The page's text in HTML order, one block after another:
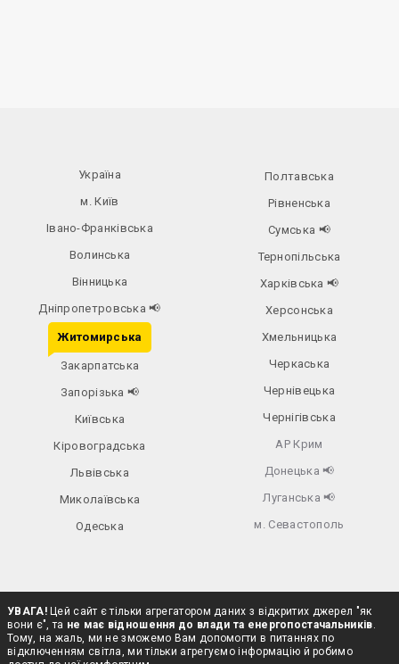
Україна
м. Київ
Івано-Франківська
Волинська
Вінницька
Дніпропетровська📢
Житомирська
Закарпатська
Запорізька 📢
Київська
Кіровоградська
Львівська
Миколаївська
Одеська
Полтавська
Рівненська
Сумська 📢
Тернопільська
Харківська 📢
Херсонська
Хмельницька
Черкаська
Чернівецька
Чернігівська
АР Крим
Донецька 📢
Луганська 📢
м. Севастополь
УВАГА!Цей сайт є тільки агрегатором даних з відкритих джерел "як
вони є", та не має відношення до влади та енергопостачальників.
Тому, на жаль, ми не зможемо Вам допомогти в питаннях по
відключенням світла, ми тільки агрегуємо інформацію й робимо